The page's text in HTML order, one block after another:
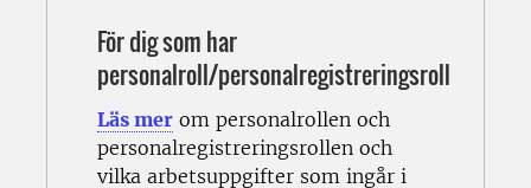
För dig som har
personalroll/personalregistreringsroll
Läs mer om personalrollen och
personalregistreringsrollen och
vilka arbetsuppgifter som ingår i